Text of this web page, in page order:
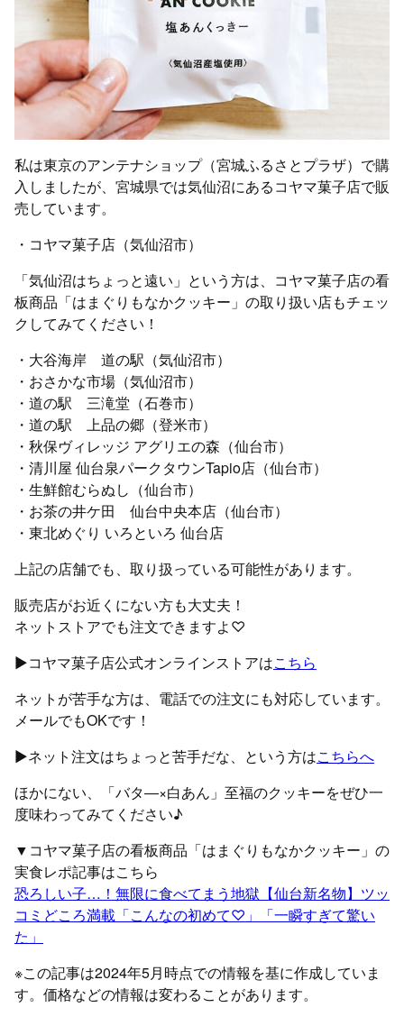
私は東京のアンテナショップ（宮城ふるさとプラザ）で購
入しましたが、宮城県では気仙沼にあるコヤマ菓子店で販
売しています。
・コヤマ菓子店（気仙沼市）
「気仙沼はちょっと遠い」という方は、コヤマ菓子店の看
板商品「はまぐりもなかクッキー」の取り扱い店もチェッ
クしてみてください！
・大谷海岸 道の駅（気仙沼市）
・おさかな市場（気仙沼市）
・道の駅 三滝堂（石巻市）
・道の駅 上品の郷（登米市）
・秋保ヴィレッジ アグリエの森（仙台市）
・清川屋 仙台泉パークタウンTapio店（仙台市）
・生鮮館むらぬし（仙台市）
・お茶の井ケ田 仙台中央本店（仙台市）
・東北めぐり いろといろ 仙台店
上記の店舗でも、取り扱っている可能性があります。
販売店がお近くにない方も大丈夫！
ネットストアでも注文できますよ♡
▶コヤマ菓子店公式オンラインストアはこちら
ネットが苦手な方は、電話での注文にも対応しています。
メールでもOKです！
▶ネット注文はちょっと苦手だな、という方はこちらへ
ほかにない、「バタ―×白あん」至福のクッキーをぜひ一
度味わってみてください♪
▼コヤマ菓子店の看板商品「はまぐりもなかクッキー」の
実食レポ記事はこちら
恐ろしい子…！無限に食べてまう地獄【仙台新名物】ツッ
コミどころ満載「こんなの初めて♡」「一瞬すぎて驚い
た」
※この記事は2024年5月時点での情報を基に作成していま
す。価格などの情報は変わることがあります。